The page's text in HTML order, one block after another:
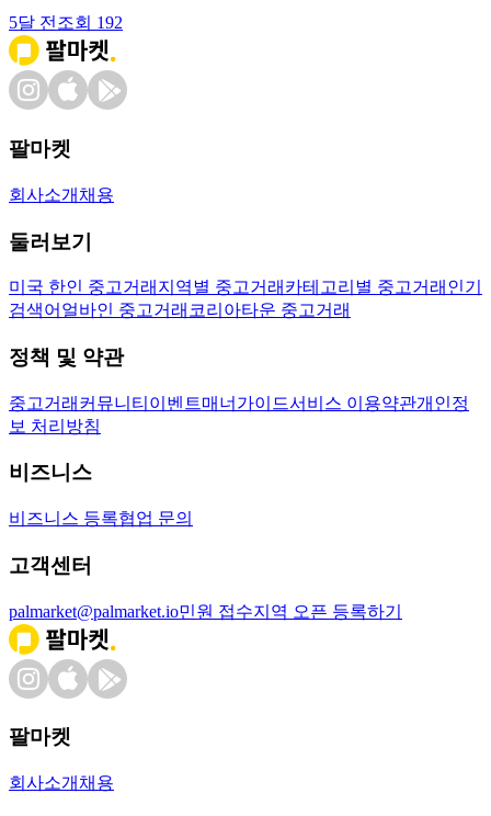
5달 전 조회 192
팔마켓
회사소개 채용
둘러보기
미국 한인 중고거래 지역별 중고거래 카테고리별 중고거래 인기
검색어 얼바인 중고거래 코리아타운 중고거래
정책 및 약관
중고거래 커뮤니티 이벤트매너가이드서비스 이용약관개인정
보 처리방침
비즈니스
비즈니스 등록협업 문의
고객센터
palmarket@palmarket.io민원 접수지역 오픈 등록하기
팔마켓
회사소개 채용